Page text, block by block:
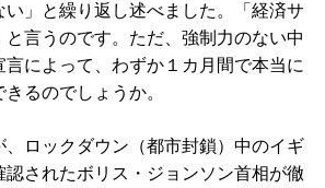
」と繰り返し述べました。「経済サ
言うのです。ただ、強制力のない中
によって、わずか１カ月間で本当に
るのでしょうか。
ロックダウン（都市封鎖）中のイギ
認されたボリス・ジョンソン首相が徹